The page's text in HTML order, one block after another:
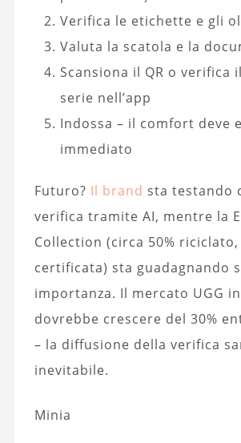
Verifica le etichette e gli
Valuta la scatola e la
Scansiona il QR o verifica
serie nell’app
Indossa – il comfort deve
immediato
Futuro? Il brand sta testando
verifica tramite AI, mentre la
Collection (circa 50% riciclato,
certificata) sta guadagnando
importanza. Il mercato UGG
dovrebbe crescere del 30%
– la diffusione della verifica
inevitabile.
Minia